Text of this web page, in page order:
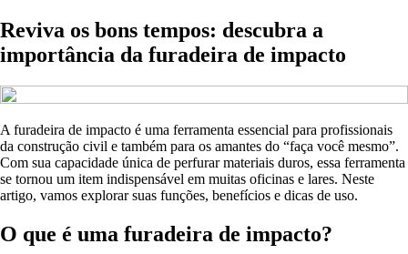
Reviva os bons tempos: descubra a
importância da furadeira de impacto
A furadeira de impacto é uma ferramenta essencial para profissionais
da construção civil e também para os amantes do “faça você mesmo”.
Com sua capacidade única de perfurar materiais duros, essa ferramenta
se tornou um item indispensável em muitas oficinas e lares. Neste
artigo, vamos explorar suas funções, benefícios e dicas de uso.
O que é uma furadeira de impacto?